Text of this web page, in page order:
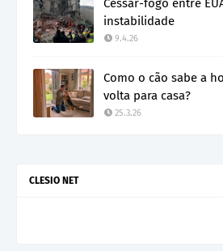
Cessar-fogo entre
instabilidade
9.4.26
Como o cão sabe a
volta para casa?
25.3.26
CLESIO NET